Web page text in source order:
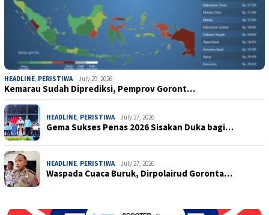
HEADLINE, PERISTIWA July 29, 2026
Kemarau Sudah Diprediksi, Pemprov Goront…
HEADLINE, PERISTIWA July 27, 2026
Gema Sukses Penas 2026 Sisakan Duka bagi…
HEADLINE, PERISTIWA July 27, 2026
Waspada Cuaca Buruk, Dirpolairud Goronta…